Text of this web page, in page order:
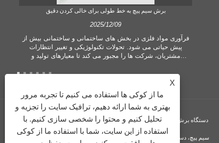
برش سیم پیچ به خط طولی برای خالی کردن دقیق
2025/12/09
فرآوری مواد فلزی در بخش های ساختمانی و ساختمانی بیش از
پیش حیاتی می شود. تحولات تکنولوژیکی و تغییر انتظارات
مشتریان، شرکت ها را مجبور می کند تا معیارهای تولید و
پردازش دستی دیگر برای برآوردن نیازهای صنعت معاصر، به‌ویژه
در جستجوی دقت و کارایی زیاد، کافی نیستند. بنابراین، سیم پیچ
برش به طول خط به عنوان یک تجهیزات پردازش سیم پیچ پدید
حق چاپ © GUANGZHOU KINGREAL MACHINERY CO., LTD. - دستگاه برش
سیم پیچ، دستگاه برش سیم پیچ به طول، برش فلز به خط طول - کلیه حقوق محفوظ
X
ما از کوکی ها استفاده می کنیم تا تجربه مرور
بهتری به شما ارائه دهیم، ترافیک سایت را تجزیه و
تحلیل کنیم و محتوا را شخصی سازی کنیم. با
استفاده از این سایت، شما با استفاده ما از کوکی